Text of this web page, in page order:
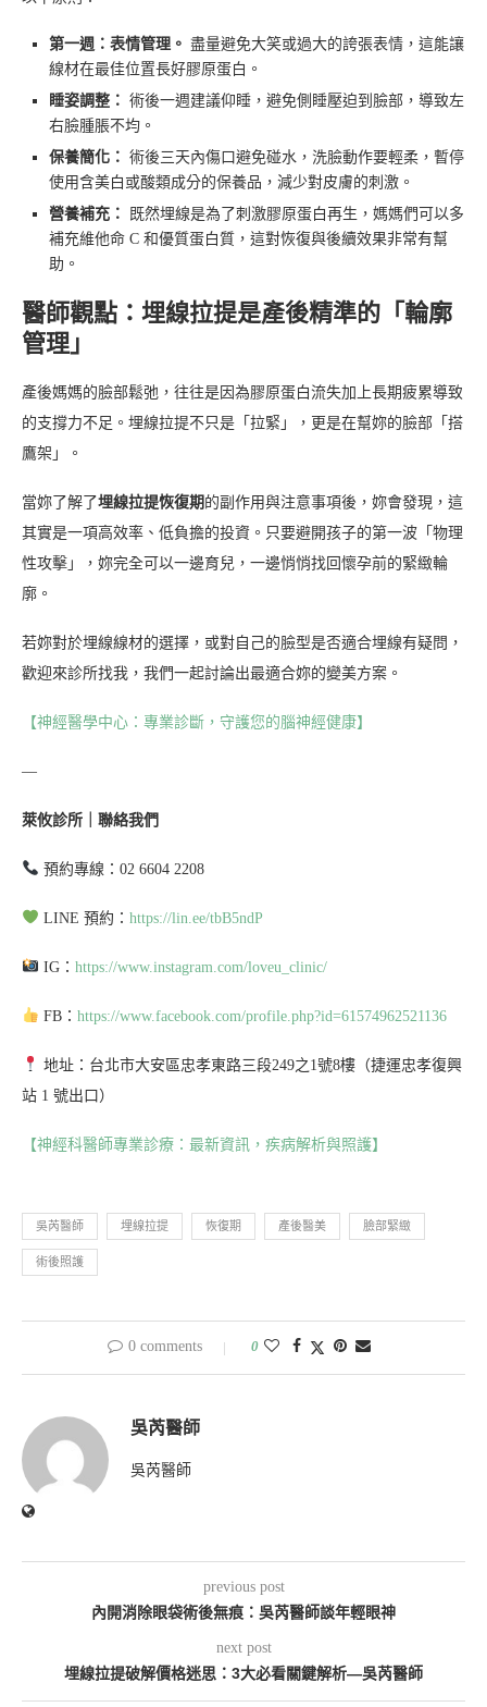
第一週：表情管理。 盡量避免大笑或過大的誇張表情，這能讓
線材在最佳位置長好膠原蛋白。
睡姿調整： 術後一週建議仰睡，避免側睡壓迫到臉部，導致左
右臉腫脹不均。
保養簡化： 術後三天內傷口避免碰水，洗臉動作要輕柔，暫停
使用含美白或酸類成分的保養品，減少對皮膚的刺激。
營養補充：
既然埋線是為了刺激膠原蛋白再生，媽媽們可以多
補充維他命 C 和優質蛋白質，這對恢復與後續效果非常有幫
助。
醫師觀點：埋線拉提是產後精準的「輪廓
管理」
產後媽媽的臉部鬆弛，往往是因為膠原蛋白流失加上長期疲累導致
的支撐力不足。埋線拉提不只是「拉緊」，更是在幫妳的臉部「搭
鷹架」。
當妳了解了埋線拉提恢復期 的副作用與注意事項後，妳會發現，這
其實是一項高效率、低負擔的投資。只要避開孩子的第一波「物理
性攻擊」，妳完全可以一邊育兒，一邊悄悄找回懷孕前的緊緻輪
廓。
若妳對於埋線線材的選擇，或對自己的臉型是否適合埋線有疑問，
歡迎來診所找我，我們一起討論出最適合妳的變美方案。
【神經醫學中心：專業診斷，守護您的腦神經健康】
—
萊攸診所｜聯絡我們
預約專線：02 6604 2208
LINE 預約： https://lin.ee/tbB5ndP
IG： https://www.instagram.com/loveu_clinic/
FB： https://www.facebook.com/profile.php?id=61574962521136
地址：台北市大安區忠孝東路三段249之1號8樓（捷運忠孝復興
站 1 號出口）
【神經科醫師專業診療：最新資訊，疾病解析與照護】
吳芮醫師 埋線拉提 恢復期 產後醫美 臉部緊緻
術後照護
0 comments 0
吳芮醫師
吳芮醫師
previous post
內開消除眼袋術後無痕：吳芮醫師談年輕眼神
next post
埋線拉提破解價格迷思：3大必看關鍵解析—吳芮醫師